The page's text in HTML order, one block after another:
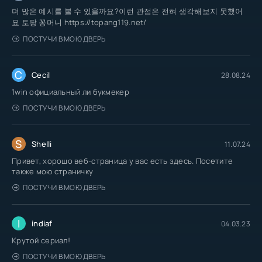
더 많은 예시를 볼 수 있을까요?이런 관점은 전혀 생각해보지 못했어
요 토팡 꽁머니 https://topang119.net/
ПОСТУЧИ В МОЮ ДВЕРЬ
C Cecil 28.08.24
1win официальный ли букмекер
ПОСТУЧИ В МОЮ ДВЕРЬ
S Shelli 11.07.24
Привет, хорошо веб-страница у вас есть здесь. Посетите
также мою страничку
ПОСТУЧИ В МОЮ ДВЕРЬ
I indiaf 04.03.23
Крутой сериал!
ПОСТУЧИ В МОЮ ДВЕРЬ